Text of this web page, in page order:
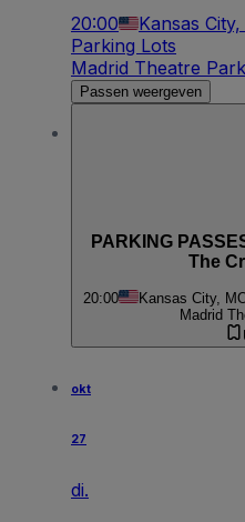
20:00 Kansas
Parking Lots
Madrid Theatre
Passen weergeven
PARKING
The
20:00 Kansas City,
Madrid
okt
27
di.